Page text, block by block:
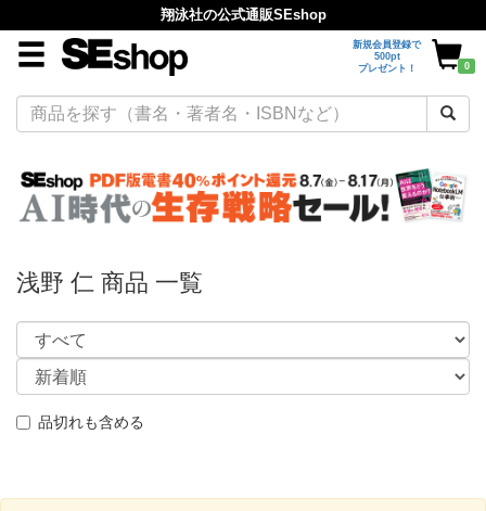
翔泳社の公式通販SEshop
新規会員登録で
500pt
プレゼント！
0
浅野 仁 商品 一覧
品切れも含める